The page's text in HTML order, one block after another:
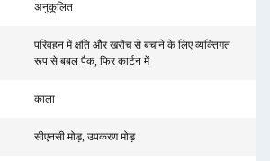
अनुकूलित
परिवहन में क्षति और खरोंच से बचाने के लिए व्यक्तिगत
रूप से बबल पैक, फिर कार्टन में
काला
सीएनसी मोड़, उपकरण मोड़